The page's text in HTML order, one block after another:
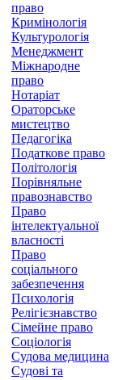
право
Кримінологія
Культурологія
Менеджмент
Міжнародне
право
Нотаріат
Ораторське
мистецтво
Педагогіка
Податкове право
Політологія
Порівняльне
правознавство
Право
інтелектуальної
власності
Право
соціального
забезпечення
Психологія
Релігієзнавство
Сімейне право
Соціологія
Судова медицина
Судові та